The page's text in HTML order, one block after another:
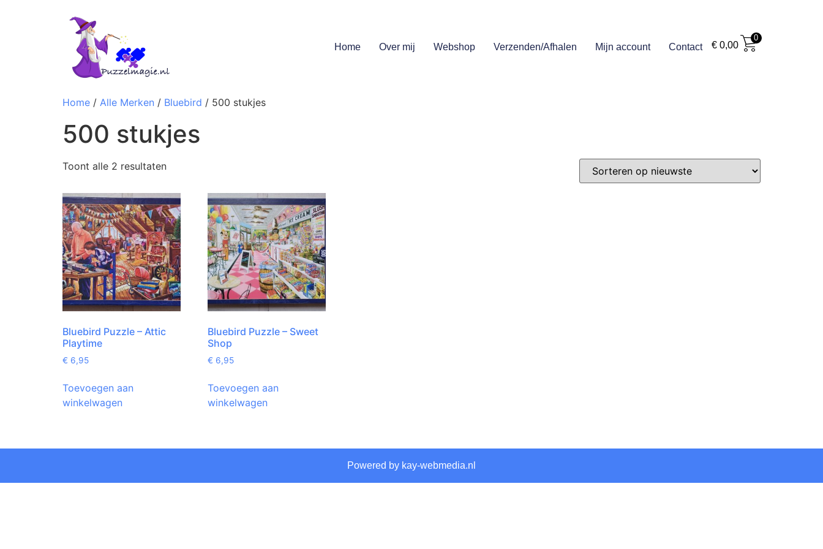
Home Over mij Webshop Verzenden/Afhalen Mijn account Contact €0,00
0
Home / Alle Merken / Bluebird / 500 stukjes
500 stukjes
Toont alle 2 resultaten
Bluebird Puzzle – Attic
Playtime
€ 6,95
Toevoegen aan
winkelwagen
Bluebird Puzzle – Sweet
Shop
€ 6,95
Toevoegen aan
winkelwagen
Powered by kay-webmedia.nl